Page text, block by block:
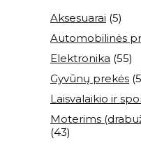
Aksesuarai (5)
Automobilinės
Elektronika (55)
Gyvūnų prekės
Laisvalaikio ir
Moterims
(43)